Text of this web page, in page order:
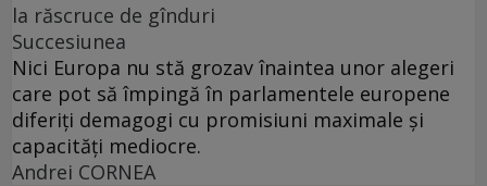
la răscruce de gînduri
Succesiunea
Nici Europa nu stă grozav înaintea unor alegeri
care pot să împingă în parlamentele europene
diferiți demagogi cu promisiuni maximale și
capacități mediocre.
Andrei CORNEA